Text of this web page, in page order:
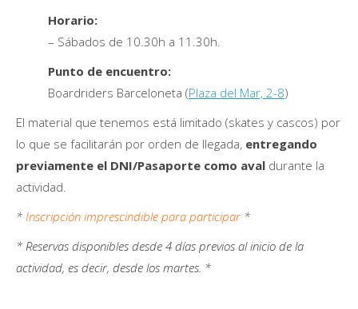
Horario:
– Sábados de 10.30h a 11.30h.
Punto de encuentro:
Boardriders Barceloneta (Plaza del Mar, 2-8)
El material que tenemos está limitado (skates y cascos) por
lo que se facilitarán por orden de llegada, entregando
previamente el DNI/Pasaporte como aval durante la
actividad.
* Inscripción imprescindible para participar *
*Reservas disponibles desde 4 días previos al inicio de la
actividad, es decir, desde los martes. *